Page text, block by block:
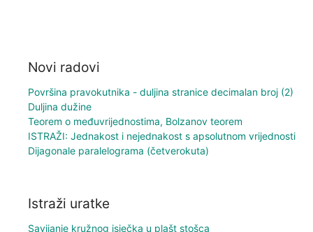
Novi radovi
Površina pravokutnika - duljina stranice decimalan broj (2)
Duljina dužine
Teorem o međuvrijednostima, Bolzanov teorem
ISTRAŽI: Jednakost i nejednakost s apsolutnom vrijednosti
Dijagonale paralelograma (četverokuta)
Istraži uratke
Savijanje kružnog isječka u plašt stošca